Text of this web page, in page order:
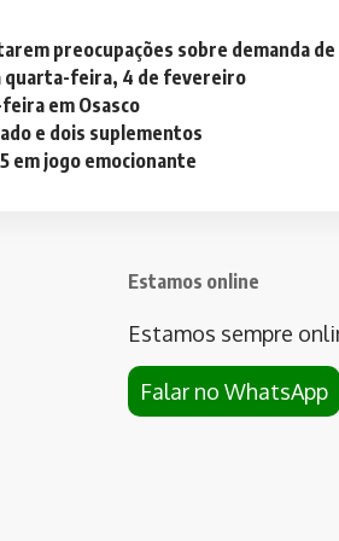
preocupações sobre demanda de
quarta-feira, 4 de fevereiro
em Osasco
e dois suplementos
em jogo emocionante
Estamos online
Estamos sempre
Falar no WhatsApp